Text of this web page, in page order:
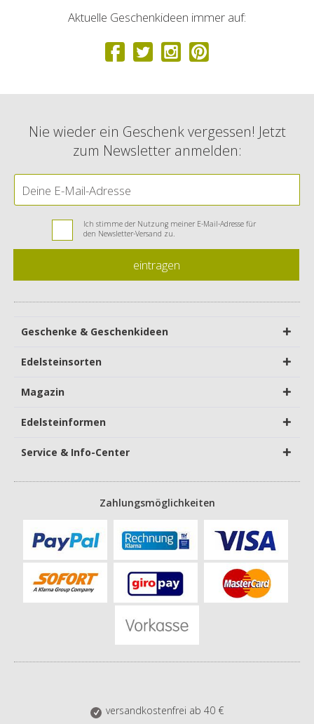
Aktuelle Geschenkideen immer auf:
Nie wieder ein Geschenk vergessen! Jetzt
zum Newsletter anmelden:
Ich stimme der Nutzung meiner E-Mail-Adresse für
den Newsletter-Versand zu.
eintragen
Geschenke & Geschenkideen
Edelsteinsorten
Magazin
Edelsteinformen
Service & Info-Center
Zahlungsmöglichkeiten
versandkostenfrei ab 40 €